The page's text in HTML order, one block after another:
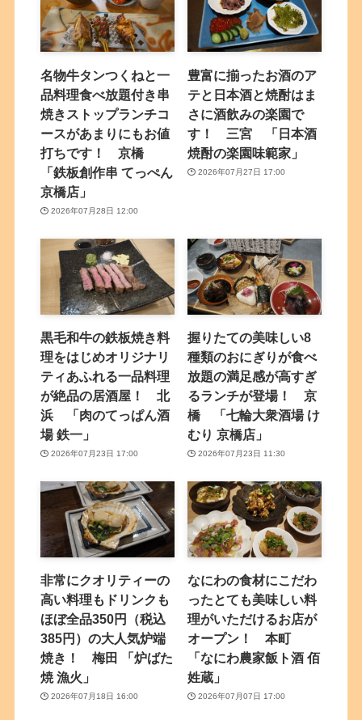
名物牛タンつくねと一
品料理食べ放題付き串
焼きストップランチコ
ースがあまりにもお値
打ちです！ 京橋
「鉄板創作串 てっぺん
京橋店」
2026年07月28日 12:00
豊富に揃ったお酒のア
テと日本酒と焼酎はま
さに酒飲みの楽園で
す！ 三宮 「日本酒
焼酎の楽園味範家」
2026年07月27日 17:00
黒毛和牛の鉄板焼き料
理をはじめオリジナリ
ティあふれる一品料理
が絶品の居酒屋！ 北
浜 「肉のてっぱん酒
場 鉄一」
2026年07月23日 17:00
握りたての美味しい8
種類のおにぎりが食べ
放題の満足感が高すぎ
るランチが登場！ 京
橋 「七輪大衆酒場 け
むり 京橋店」
2026年07月23日 11:30
非常にクオリティーの
高い料理もドリンクも
ほぼ全品350円（税込
385円）の大人気炉端
焼き！ 梅田 「炉ばた
焼 漁火」
2026年07月18日 16:00
なにわの食材にこだわ
ったとても美味しい料
理がいただけるお店が
オープン！ 本町
「なにわ農家飯ト酒 佰
姓蔵」
2026年07月07日 17:00